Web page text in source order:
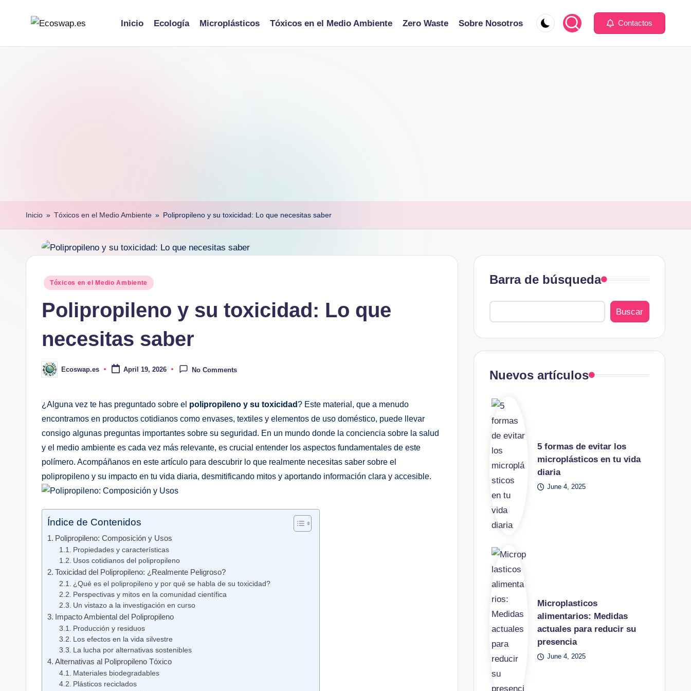
Inicio Ecología Microplásticos Tóxicos en el Medio Ambiente Zero Waste Sobre Nosotros Contactos
Inicio » Tóxicos en el Medio Ambiente » Polipropileno y su toxicidad: Lo que necesitas saber
Posted
Tóxicos en el Medio Ambiente
Polipropileno y su toxicidad: Lo que
necesitas saber
Posted
by
Ecoswap.es April 19, 2026 No Comments
¿Alguna vez te has preguntado⁤ sobre el polipropileno y su toxicidad? Este material, que a menudo
encontramos en productos cotidianos como‌ envases,⁣ textiles y elementos de uso doméstico, puede llevar
consigo algunas⁤ preguntas importantes⁢ sobre su seguridad. En un‍ mundo donde la conciencia sobre la⁤ salud
y el medio ambiente es cada ⁣vez más relevante, es crucial entender los aspectos fundamentales de ⁣este
polímero.‌ Acompáñanos en este artículo para descubrir lo que⁤ realmente necesitas saber sobre​ el‌
polipropileno y su impacto ⁢en tu vida diaria, desmitificando mitos y ​aportando ⁢información clara y accesible.
Índice de Contenidos
Polipropileno: Composición y Usos
Propiedades y características
Usos ‍cotidianos del polipropileno
Toxicidad del Polipropileno: ¿Realmente ‍Peligroso?
¿Qué es el‌ polipropileno y por qué se habla de⁣ su toxicidad?
Perspectivas ⁤y mitos en la comunidad científica
Un vistazo a la investigación en curso
Impacto ⁢Ambiental del Polipropileno
Producción y residuos
Los ⁣efectos⁢ en la ​vida‌ silvestre
La lucha por alternativas sostenibles
Alternativas al⁤ Polipropileno Tóxico
Materiales biodegradables
Plásticos reciclados
Barra de búsqueda
Buscar
Nuevos artículos
5 formas de evitar los
microplásticos en tu vida
diaria
June 4, 2025
Microplasticos
alimentarios: Medidas
actuales para reducir su
presencia
June 4, 2025